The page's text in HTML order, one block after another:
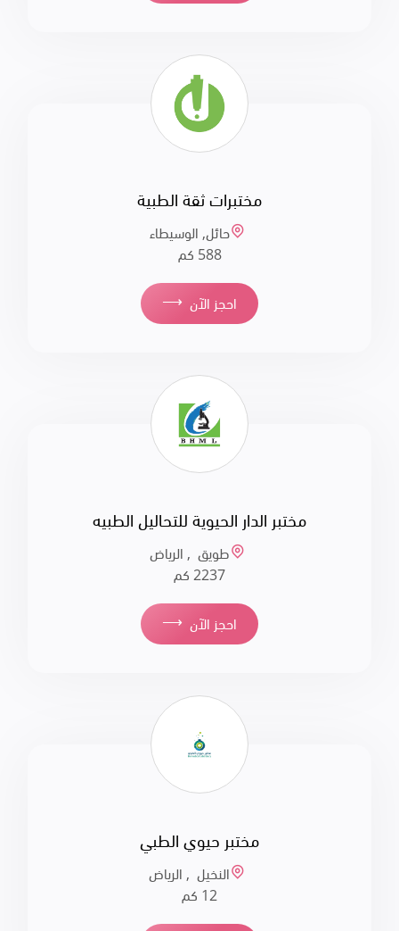
مختبرات ثقة الطبية
حائل, الوسيطاء
588 كم
⟶ احجز الآن
مختبر الدار الحيوية للتحاليل الطبيه
طويق , الرياض
2237 كم
⟶ احجز الآن
مختبر حيوي الطبي
النخيل , الرياض
12 كم